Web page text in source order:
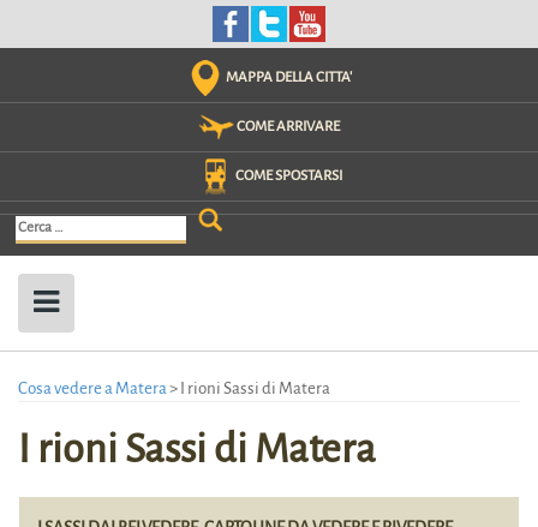
MAPPA DELLA CITTA'
COME ARRIVARE
COME SPOSTARSI
Ricerca
per:
Cosa vedere a Matera> I rioni Sassi di Matera
I rioni Sassi di Matera